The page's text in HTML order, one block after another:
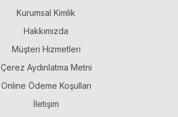
Kurumsal Kimlik
Hakkımızda
Müşteri Hizmetleri
Çerez Aydınlatma Metni
Online Ödeme Koşulları
İletişim